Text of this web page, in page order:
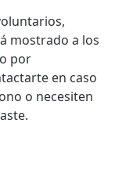
mostrado a los
por
en caso
o necesiten